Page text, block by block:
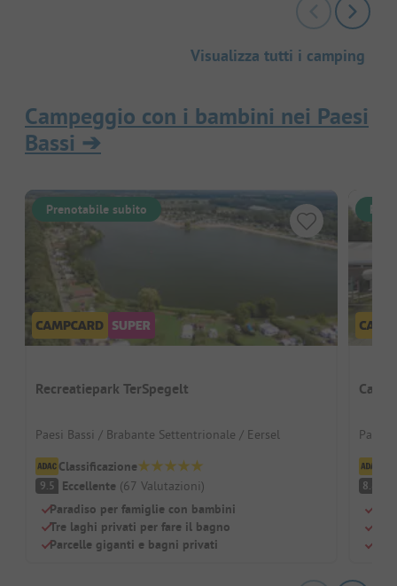
Visualizza tutti i camping
Campeggio con i bambini nei Paesi
Bassi ➔
Prenotabile subito
Recreatiepark TerSpegelt
Paesi Bassi / Brabante Settentrionale / Eersel
Classificazione
9.5 Eccellente (67 Valutazioni)
Paradiso per famiglie con bambini
Tre laghi privati per fare il bagno
Parcelle giganti e bagni privati
Paesi
8.8